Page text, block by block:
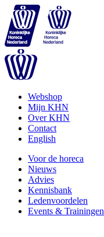
Webshop
Mijn KHN
Over KHN
Contact
English
Voor de horeca
Nieuws
Advies
Kennisbank
Ledenvoordelen
Events & Trainingen